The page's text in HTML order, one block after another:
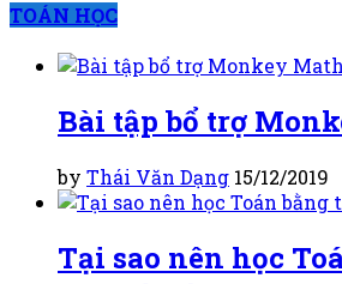
TOÁN HỌC
Bài tập bổ trợ
by Thái Văn Dạng 15/12/2019
Tại sao nên học